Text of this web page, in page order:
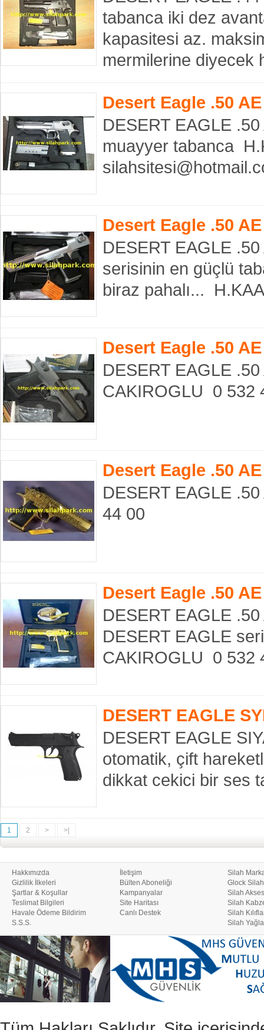
tabanca iki dez
kapasitesi az.
mermilerine
Desert Eagle .50
DESERT EAGLE
muayyer tabanca
Desert Eagle .50
DESERT EAGLE
serisinin en güçlü
biraz pahalı...
Desert Eagle .50
DESERT EAGLE
CAKIROGLU 0 532
Desert Eagle .50
DESERT EAGLE
44 00
Desert Eagle .50
DESERT EAGLE
DESERT EAGLE
CAKIROGLU 0 532
DESERT EAGLE
DESERT EAGLE
otomatik, çift
dikkat cekici bir ses
1 2 > >|
Hakkımızda
Gizlilik İlkeleri
Şartlar & Koşullar
Teslimat Bilgileri
Havale Ödeme Bildirim
S.S.S.
İletişim
Bülten Aboneliği
Kampanyalar
Site Haritası
Canlı Destek
Silah
Glock
Silah
Silah
Silah
Silah